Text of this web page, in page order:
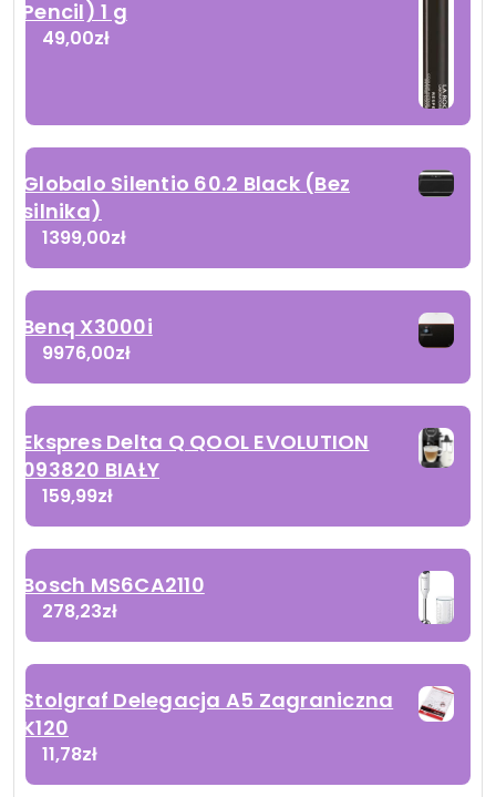
Pencil) 1 g
49,00zł
Globalo Silentio 60.2 Black (Bez
silnika)
1399,00zł
Benq X3000i
9976,00zł
Ekspres Delta Q QOOL EVOLUTION
093820 BIAŁY
159,99zł
Bosch MS6CA2110
278,23zł
Stolgraf Delegacja A5 Zagraniczna
K120
11,78zł